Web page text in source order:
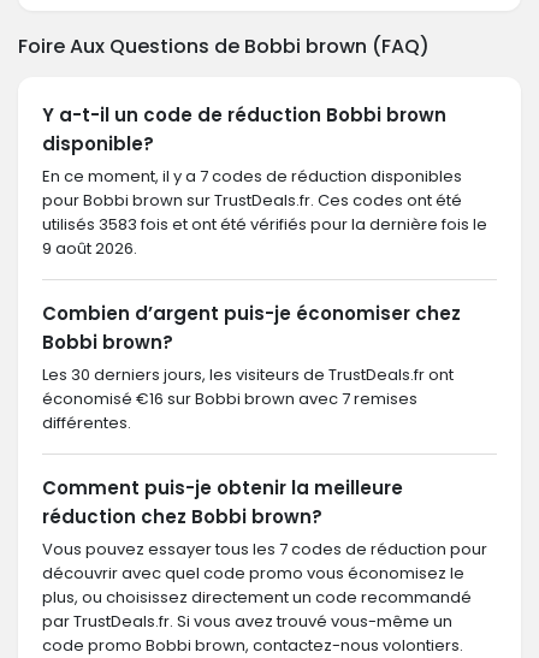
Foire Aux Questions de Bobbi brown (FAQ)
Y a-t-il un code de réduction Bobbi brown
disponible?
En ce moment, il y a 7 codes de réduction disponibles
pour Bobbi brown sur TrustDeals.fr. Ces codes ont été
utilisés 3583 fois et ont été vérifiés pour la dernière fois le
9 août 2026.
Combien d’argent puis-je économiser chez
Bobbi brown?
Les 30 derniers jours, les visiteurs de TrustDeals.fr ont
économisé €16 sur Bobbi brown avec 7 remises
différentes.
Comment puis-je obtenir la meilleure
réduction chez Bobbi brown?
Vous pouvez essayer tous les 7 codes de réduction pour
découvrir avec quel code promo vous économisez le
plus, ou choisissez directement un code recommandé
par TrustDeals.fr. Si vous avez trouvé vous-même un
code promo Bobbi brown, contactez-nous volontiers.